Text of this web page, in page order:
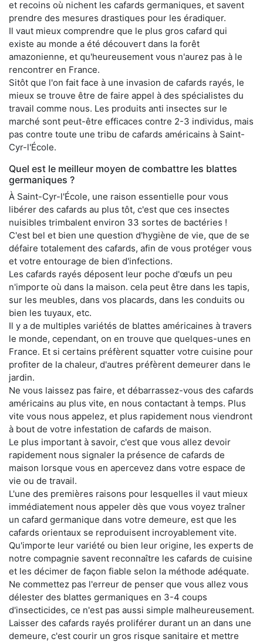
et recoins où nichent les cafards germaniques, et savent
prendre des mesures drastiques pour les éradiquer.
Il vaut mieux comprendre que le plus gros cafard qui
existe au monde a été découvert dans la forêt
amazonienne, et qu'heureusement vous n'aurez pas à le
rencontrer en France.
Sitôt que l'on fait face à une invasion de cafards rayés, le
mieux se trouve être de faire appel à des spécialistes du
travail comme nous. Les produits anti insectes sur le
marché sont peut-être efficaces contre 2-3 individus, mais
pas contre toute une tribu de cafards américains à Saint-
Cyr-l'École.
Quel est le meilleur moyen de combattre les blattes
germaniques ?
À Saint-Cyr-l'École, une raison essentielle pour vous
libérer des cafards au plus tôt, c'est que ces insectes
nuisibles trimbalent environ 33 sortes de bactéries !
C'est bel et bien une question d'hygiène de vie, que de se
défaire totalement des cafards, afin de vous protéger vous
et votre entourage de bien d'infections.
Les cafards rayés déposent leur poche d'œufs un peu
n'importe où dans la maison. cela peut être dans les tapis,
sur les meubles, dans vos placards, dans les conduits ou
bien les tuyaux, etc.
Il y a de multiples variétés de blattes américaines à travers
le monde, cependant, on en trouve que quelques-unes en
France. Et si certains préfèrent squatter votre cuisine pour
profiter de la chaleur, d'autres préfèrent demeurer dans le
jardin.
Ne vous laissez pas faire, et débarrassez-vous des cafards
américains au plus vite, en nous contactant à temps. Plus
vite vous nous appelez, et plus rapidement nous viendront
à bout de votre infestation de cafards de maison.
Le plus important à savoir, c'est que vous allez devoir
rapidement nous signaler la présence de cafards de
maison lorsque vous en apercevez dans votre espace de
vie ou de travail.
L'une des premières raisons pour lesquelles il vaut mieux
immédiatement nous appeler dès que vous voyez traîner
un cafard germanique dans votre demeure, est que les
cafards orientaux se reproduisent incroyablement vite.
Qu'importe leur variété ou bien leur origine, les experts de
notre compagnie savent reconnaître les cafards de cuisine
et les décimer de façon fiable selon la méthode adéquate.
Ne commettez pas l'erreur de penser que vous allez vous
délester des blattes germaniques en 3-4 coups
d'insecticides, ce n'est pas aussi simple malheureusement.
Laisser des cafards rayés proliférer durant un an dans une
demeure, c'est courir un gros risque sanitaire et mettre